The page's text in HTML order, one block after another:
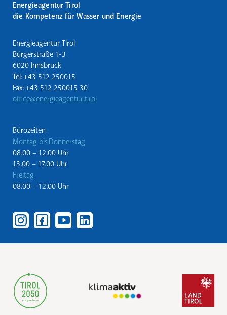
Energieagentur Tirol
die Kompetenz für Wasser und Energie
Energieagentur Tirol
Bürgerstraße 1-3
6020 Innsbruck
Tel: +43 512 250015
Fax: +43 512 250015 30
office@energieagentur.tirol
Bürozeiten
Montag bis Donnerstag
08.00 – 12.00 Uhr
13.00 – 17.00 Uhr
Freitag
08.00 – 12.00 Uhr